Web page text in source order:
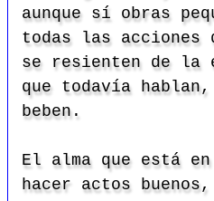
aunque sí obras
todas las acciones
se resienten de la
que todavía
beben.
El alma que está en
hacer actos